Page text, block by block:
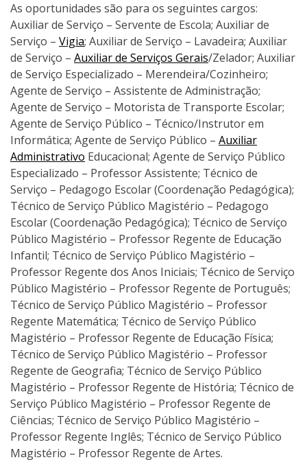
As oportunidades são para os seguintes cargos:
Auxiliar de Serviço – Servente de Escola; Auxiliar de
Serviço – Vigia; Auxiliar de Serviço – Lavadeira; Auxiliar
de Serviço – Auxiliar de Serviços Gerais/Zelador; Auxiliar
de Serviço Especializado – Merendeira/Cozinheiro;
Agente de Serviço – Assistente de Administração;
Agente de Serviço – Motorista de Transporte Escolar;
Agente de Serviço Público – Técnico/Instrutor em
Informática; Agente de Serviço Público – Auxiliar
Administrativo Educacional; Agente de Serviço Público
Especializado – Professor Assistente; Técnico de
Serviço – Pedagogo Escolar (Coordenação Pedagógica);
Técnico de Serviço Público Magistério – Pedagogo
Escolar (Coordenação Pedagógica); Técnico de Serviço
Público Magistério – Professor Regente de Educação
Infantil; Técnico de Serviço Público Magistério –
Professor Regente dos Anos Iniciais; Técnico de Serviço
Público Magistério – Professor Regente de Português;
Técnico de Serviço Público Magistério – Professor
Regente Matemática; Técnico de Serviço Público
Magistério – Professor Regente de Educação Física;
Técnico de Serviço Público Magistério – Professor
Regente de Geografia; Técnico de Serviço Público
Magistério – Professor Regente de História; Técnico de
Serviço Público Magistério – Professor Regente de
Ciências; Técnico de Serviço Público Magistério –
Professor Regente Inglês; Técnico de Serviço Público
Magistério – Professor Regente de Artes.